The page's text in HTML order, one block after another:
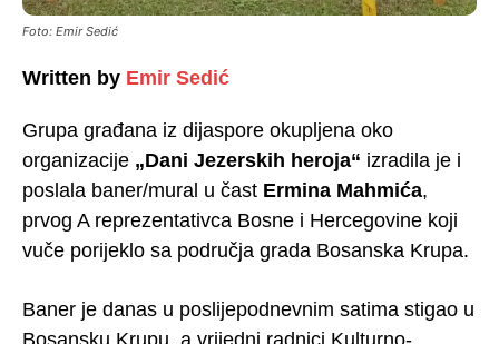
Foto: Emir Sedić
Written by Emir Sedić
Grupa građana iz dijaspore okupljena oko
organizacije „Dani Jezerskih heroja“ izradila je i
poslala baner/mural u čast Ermina Mahmića,
prvog A reprezentativca Bosne i Hercegovine koji
vuče porijeklo sa područja grada Bosanska Krupa.
Baner je danas u poslijepodnevnim satima stigao u
Bosansku Krupu, a vrijedni radnici Kulturno-